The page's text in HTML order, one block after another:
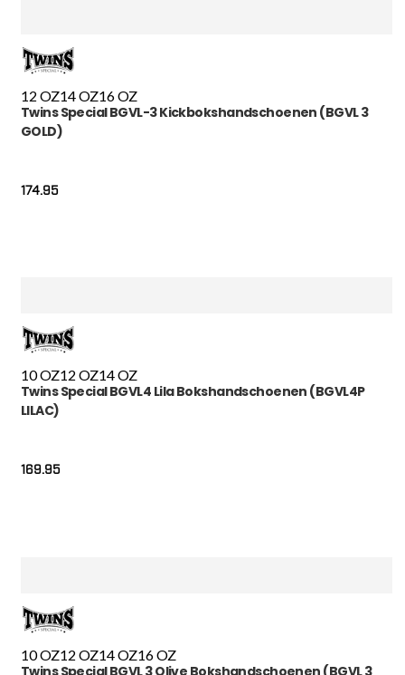
12 OZ14 OZ16 OZ
Twins Special BGVL-3 Kickbokshandschoenen (BGVL 3
GOLD)
174.95
10 OZ12 OZ14 OZ
Twins Special BGVL4 Lila Bokshandschoenen (BGVL4P
LILAC)
169.95
10 OZ12 OZ14 OZ16 OZ
Twins Special BGVL 3 Olive Bokshandschoenen (BGVL 3